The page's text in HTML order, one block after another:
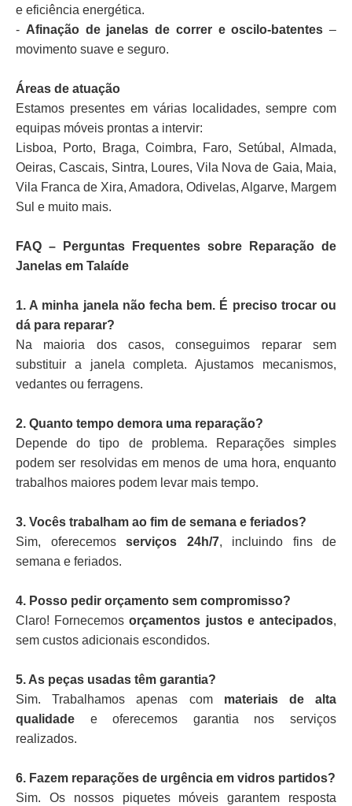
e eficiência energética.
- Afinação de janelas de correr e oscilo-batentes –
movimento suave e seguro.
Áreas de atuação
Estamos presentes em várias localidades, sempre com
equipas móveis prontas a intervir:
Lisboa, Porto, Braga, Coimbra, Faro, Setúbal, Almada,
Oeiras, Cascais, Sintra, Loures, Vila Nova de Gaia, Maia,
Vila Franca de Xira, Amadora, Odivelas, Algarve, Margem
Sul e muito mais.
FAQ – Perguntas Frequentes sobre Reparação de
Janelas em Talaíde
1. A minha janela não fecha bem. É preciso trocar ou
dá para reparar?
Na maioria dos casos, conseguimos reparar sem
substituir a janela completa. Ajustamos mecanismos,
vedantes ou ferragens.
2. Quanto tempo demora uma reparação?
Depende do tipo de problema. Reparações simples
podem ser resolvidas em menos de uma hora, enquanto
trabalhos maiores podem levar mais tempo.
3. Vocês trabalham ao fim de semana e feriados?
Sim, oferecemos serviços 24h/7, incluindo fins de
semana e feriados.
4. Posso pedir orçamento sem compromisso?
Claro! Fornecemosorçamentos justos e antecipados,
sem custos adicionais escondidos.
5. As peças usadas têm garantia?
Sim. Trabalhamos apenas com materiais de alta
qualidade e oferecemos garantia nos serviços
realizados.
6. Fazem reparações de urgência em vidros partidos?
Sim. Os nossos piquetes móveis garantem resposta